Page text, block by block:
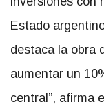
Estado
destaca la obra
aumentar un
central”, afirma